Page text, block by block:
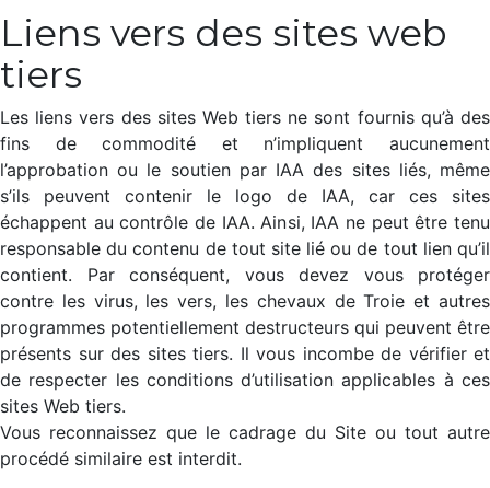
Liens vers des sites web
tiers
Les liens vers des sites Web tiers ne sont fournis qu’à des
fins de commodité et n’impliquent aucunement
l’approbation ou le soutien par IAA des sites liés, même
s’ils peuvent contenir le logo de IAA, car ces sites
échappent au contrôle de IAA. Ainsi, IAA ne peut être tenu
responsable du contenu de tout site lié ou de tout lien qu’il
contient. Par conséquent, vous devez vous protéger
contre les virus, les vers, les chevaux de Troie et autres
programmes potentiellement destructeurs qui peuvent être
présents sur des sites tiers. Il vous incombe de vérifier et
de respecter les conditions d’utilisation applicables à ces
sites Web tiers.
Vous reconnaissez que le cadrage du Site ou tout autre
procédé similaire est interdit.